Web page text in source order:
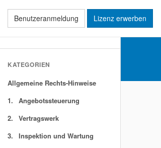
Benutzeranmeldung Lizenz erwerben
KATEGORIEN
Allgemeine Rechts-Hinweise
1.
Angebotssteuerung
2.
Vertragswerk
3.
Inspektion und Wartung